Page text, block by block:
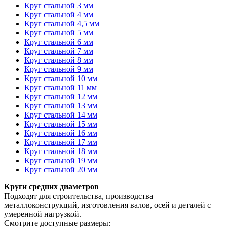
Круг стальной 3 мм
Круг стальной 4 мм
Круг стальной 4,5 мм
Круг стальной 5 мм
Круг стальной 6 мм
Круг стальной 7 мм
Круг стальной 8 мм
Круг стальной 9 мм
Круг стальной 10 мм
Круг стальной 11 мм
Круг стальной 12 мм
Круг стальной 13 мм
Круг стальной 14 мм
Круг стальной 15 мм
Круг стальной 16 мм
Круг стальной 17 мм
Круг стальной 18 мм
Круг стальной 19 мм
Круг стальной 20 мм
Круги средних диаметров
Подходят для строительства, производства
металлоконструкций, изготовления валов, осей и деталей с
умеренной нагрузкой.
Смотрите доступные размеры: